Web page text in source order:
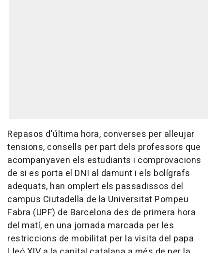
Repasos d'última hora, converses per alleujar
tensions, consells per part dels professors que
acompanyaven els estudiants i comprovacions
de si es porta el DNI al damunt i els bolígrafs
adequats, han omplert els passadissos del
campus Ciutadella de la Universitat Pompeu
Fabra (UPF) de Barcelona des de primera hora
del matí, en una jornada marcada per les
restriccions de mobilitat per la visita del papa